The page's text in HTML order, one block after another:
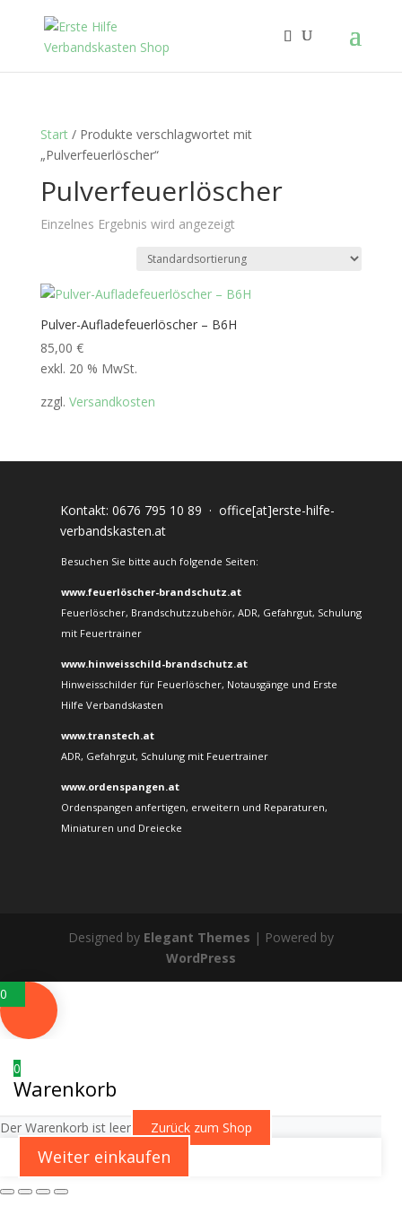
Start/ Produkte verschlagwortet mit
„Pulverfeuerlöscher“
Pulverfeuerlöscher
Einzelnes Ergebnis wird angezeigt
Pulver-Aufladefeuerlöscher – B6H
85,00 €
exkl. 20 % MwSt.
zzgl. Versandkosten
Kontakt: 0676 795 10 89 · office[at]erste-hilfe-
verbandskasten.at
Besuchen Sie bitte auch folgende Seiten:
www.feuerlöscher-brandschutz.at
Feuerlöscher, Brandschutzzubehör, ADR, Gefahrgut, Schulung
mit Feuertrainer
www.hinweisschild-brandschutz.at
Hinweisschilder für Feuerlöscher, Notausgänge und Erste
Hilfe Verbandskasten
www.transtech.at
ADR, Gefahrgut, Schulung mit Feuertrainer
www.ordenspangen.at
Ordenspangen anfertigen, erweitern und Reparaturen,
Miniaturen und Dreiecke
Designed by Elegant Themes | Powered by
WordPress
0
0
Warenkorb
Der Warenkorb ist leer Zurück zum Shop
Weiter einkaufen